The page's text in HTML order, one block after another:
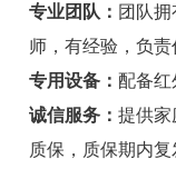
温州白蚁防治
瑞安白蚁防治
乐清白蚁防治
专业团队： 团队
师，有经验，负责
专用设备： 配备红
诚信服务： 提供
质保，质保期内复